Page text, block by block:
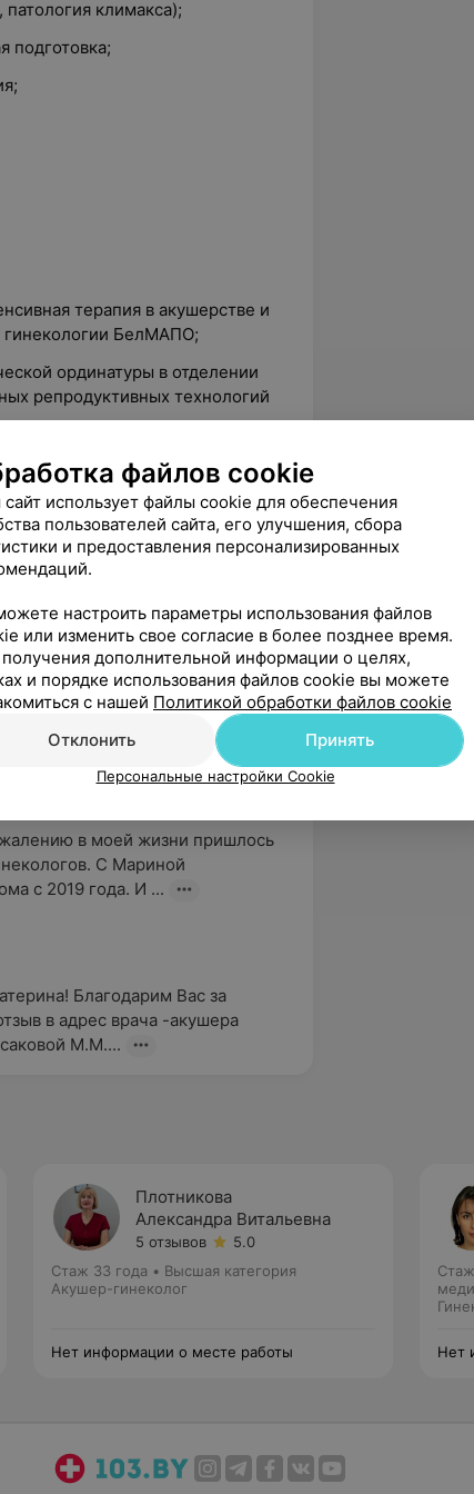
климакса);
подготовка;
терапия в акушерстве и
гинекологии БелМАПО;
ординатуры в отделении
репродуктивных технологий
от основ к высотам
дружбы народов, Москва;
научно–практических
в акушерстве и гинекологии»,
Дружбы народов медицинский
в моей жизни пришлось
С Мариной
с 2019 года. И ...
в адрес врача -акушера
М.М....
Плотникова
Александра Витальевна
5 отзывов
5.0
Стаж 33 года • Высшая категория
Акушер-гинеколог
Нет информации о месте работы Нет
файлов cookie
использует файлы cookie для обеспечения
пользователей сайта, его улучшения, сбора
и предоставления персонализированных
настроить параметры использования файлов
или изменить свое согласие в более позднее время.
дополнительной информации о целях,
и порядке использования файлов cookie вы можете
с нашей Политикой обработки файлов cookie
Отклонить
Принять
Персональные настройки Cookie